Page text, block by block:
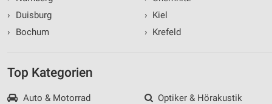
›
Duisburg
›
Bochum
› Kiel
› Krefeld
Top Kategorien
Auto & Motorrad
Optiker & Hörakustik